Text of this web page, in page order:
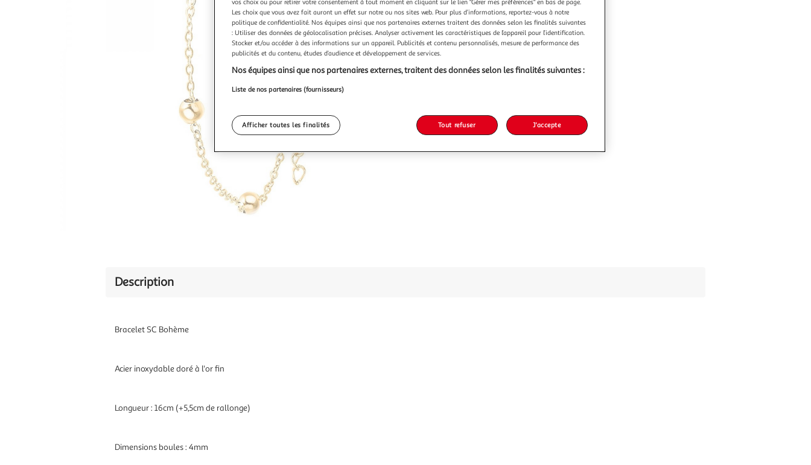
Description
Bracelet SC Bohème
Acier inoxydable doré à l'or fin
Longueur : 16cm (+5,5cm de rallonge)
Dimensions boules : 4mm
Les choix que vous avez fait auront un effet sur notre ou nos sites web. Pour plus d’informations, reportez-vous à notre
politique de confidentialité. Nos équipes ainsi que nos partenaires externes traitent des données selon les finalités suivantes
: Utiliser des données de géolocalisation précises. Analyser activement les caractéristiques de l’appareil pour l’identification.
Stocker et/ou accéder à des informations sur un appareil. Publicités et contenu personnalisés, mesure de performance des
publicités et du contenu, études d’audience et développement de services.
Nos équipes ainsi que nos partenaires externes, traitent des données selon les finalités suivantes :
Liste de nos partenaires (fournisseurs)
Afficher toutes les finalités Tout refuser J'accepte